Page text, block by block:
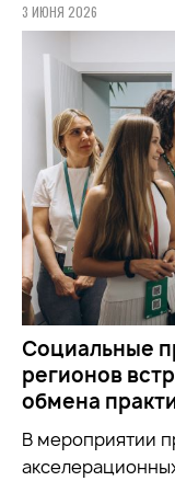
3 ИЮНЯ 2026
Социальные
регионов
обмена
В мероприятии